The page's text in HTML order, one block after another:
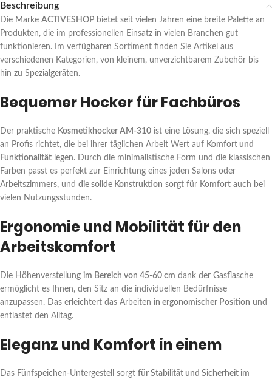
Beschreibung
Die Marke ACTIVESHOP bietet seit vielen Jahren eine breite Palette an
Produkten, die im professionellen Einsatz in vielen Branchen gut
funktionieren. Im verfügbaren Sortiment finden Sie Artikel aus
verschiedenen Kategorien, von kleinem, unverzichtbarem Zubehör bis
hin zu Spezialgeräten.
Bequemer Hocker für Fachbüros
Der praktische Kosmetikhocker AM-310 ist eine Lösung, die sich speziell
an Profis richtet, die bei ihrer täglichen Arbeit Wert auf Komfort und
Funktionalität legen. Durch die minimalistische Form und die klassischen
Farben passt es perfekt zur Einrichtung eines jeden Salons oder
Arbeitszimmers, und die solide Konstruktion sorgt für Komfort auch bei
vielen Nutzungsstunden.
Ergonomie und Mobilität für den
Arbeitskomfort
Die Höhenverstellung im Bereich von 45-60 cm dank der Gasflasche
ermöglicht es Ihnen, den Sitz an die individuellen Bedürfnisse
anzupassen. Das erleichtert das Arbeiten in ergonomischer Position und
entlastet den Alltag.
Eleganz und Komfort in einem
Das Fünfspeichen-Untergestell sorgt für Stabilität und Sicherheit im